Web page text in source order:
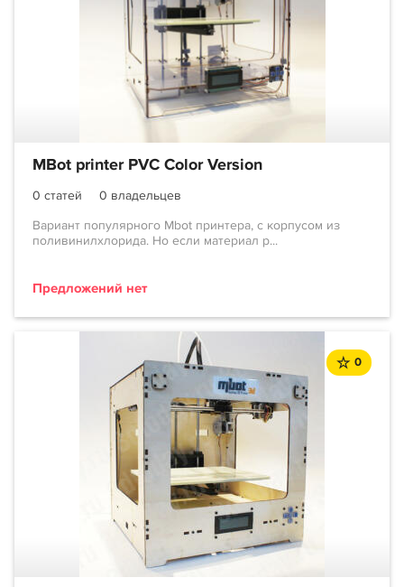
MBot printer PVC Color Version
0 статей
0 владельцев
Вариант популярного Mbot принтера, с корпусом из
поливинилхлорида. Но если материал р...
Предложений нет
0